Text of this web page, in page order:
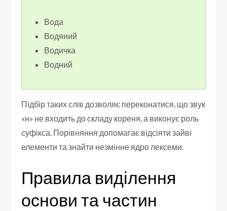
Вода
Водяний
Водичка
Водний
Підбір таких слів дозволяє переконатися, що звук
«н» не входить до складу кореня, а виконує роль
суфікса. Порівняння допомагає відсіяти зайві
елементи та знайти незмінне ядро лексеми.
Правила виділення
основи та частин